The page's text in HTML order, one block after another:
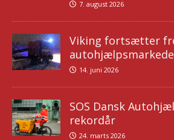
7. august 2026
Viking fortsætter
14. juni 2026
SOS Dansk
rekordår
24. marts 2026